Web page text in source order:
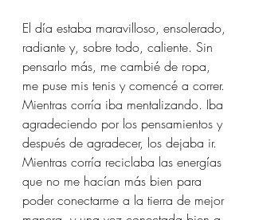
El día estaba maravilloso, ensolerado,
radiante y, sobre todo, caliente. Sin
pensarlo más, me cambié de ropa,
me puse mis tenis y comencé a correr.
Mientras corría iba mentalizando. Iba
agradeciendo por los pensamientos y
después de agradecer, los dejaba ir.
Mientras corría reciclaba las energías
que no me hacían más bien para
poder conectarme a la tierra de mejor